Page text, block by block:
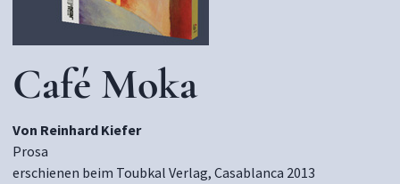
Café Moka
Von Reinhard Kiefer
Prosa
erschienen beim Toubkal Verlag, Casablanca 2013